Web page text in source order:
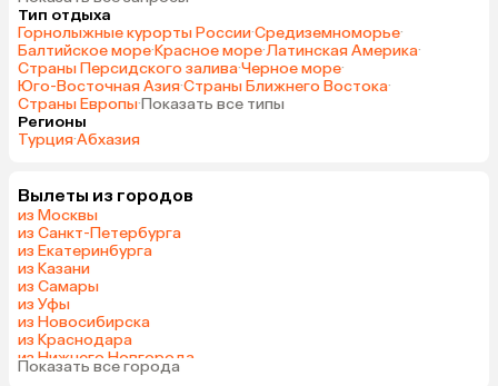
Тип отдыха
Горнолыжные курорты России·Средиземноморье·
Балтийское море·Красное море·Латинская Америка·
Страны Персидского залива·Черное море·
Юго-Восточная Азия·Страны Ближнего Востока·
Страны Европы·Показать все типы
Регионы
Турция·Абхазия
Вылеты из городов
из Москвы
из Санкт-Петербурга
из Екатеринбурга
из Казани
из Самары
из Уфы
из Новосибирска
из Краснодара
из Нижнего Новгорода
из Сочи
Показать все города